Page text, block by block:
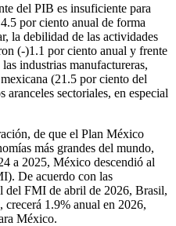
del PIB es insuficiente para
por ciento anual de forma
la debilidad de las actividades
(-)1.1 por ciento anual y frente
industrias manufactureras,
(21.5 por ciento del
sectoriales, en especial
de que el Plan México
más grandes del mundo,
a 2025, México descendió al
De acuerdo con las
del FMI de abril de 2026, Brasil,
crecerá 1.9% anual en 2026,
México.